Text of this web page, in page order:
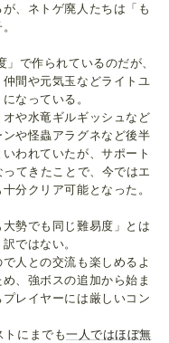
、ネトゲ廃人たちは「も
で作られているのだが、
間や元気玉などライトユ
なっている。
や水竜ギルギッシュなど
や怪蟲アラグネなど後半
われていたが、サポート
てきたことで、今ではエ
分クリア可能となった。
勢でも同じ難易度」とは
ではない。
人との交流も楽しめるよ
、強ボスの追加から始ま
レイヤーには厳しいコン
トにまでも一人ではほぼ無